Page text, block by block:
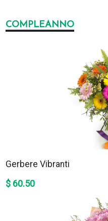
COMPLEANNO
Gerbere Vibranti
$ 60.50